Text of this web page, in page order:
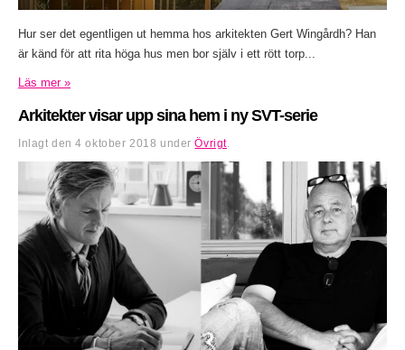
Hur ser det egentligen ut hemma hos arkitekten Gert Wingårdh? Han
är känd för att rita höga hus men bor själv i ett rött torp...
Läs mer »
Arkitekter visar upp sina hem i ny SVT-serie
Inlagt den4 oktober 2018 underÖvrigt.